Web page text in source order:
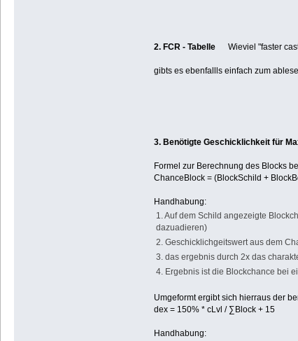
2. FCR - Tabelle Wieviel "faster
gibts es ebenfallls einfach zum
3. Benötigte Geschicklichkeit für
Formel zur Berechnung des Blocks
ChanceBlock = (BlockSchild +
Handhabung:
1. Auf dem Schild angezeigte
dazuadieren)
2. Geschicklichgeitswert aus dem
3. das ergebnis durch 2x das
4. Ergebnis ist die Blockchance bei
Umgeformt ergibt sich hierraus der
dex = 150% * cLvl / ∑Block + 15
Handhabung: